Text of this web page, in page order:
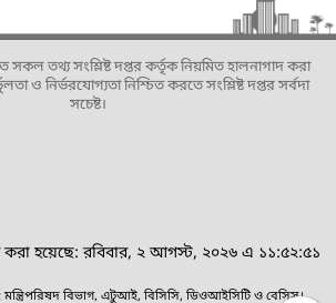
সকল তথ্য সংশ্লিষ্ট দপ্তর কর্তৃক নিয়মিত হালনাগাদ করা
ও নির্ভরযোগ্যতা নিশ্চিত করতে সংশ্লিষ্ট দপ্তর সর্বদা
সচেষ্ট।
করা হয়েছে: রবিবার, ২ আগস্ট, ২০২৬ এ ১১:৫২:৫১
মন্ত্রিপরিষদ বিভাগ, এটুআই, বিসিসি, ডিওআইসিটি ও বেসিস।